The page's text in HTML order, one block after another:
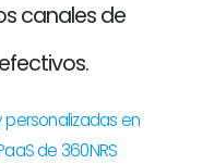
canales de
en
de 360NRS